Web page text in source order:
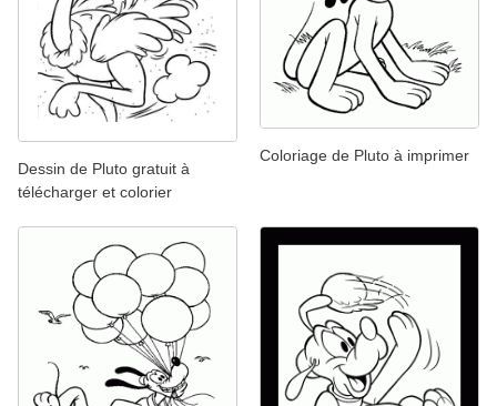
Dessin de Pluto gratuit à
télécharger et colorier
Coloriage de Pluto à imprimer